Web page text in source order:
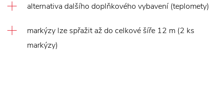
alternativa dalšího doplňkového vybavení (teplomety)
markýzy lze spřažit až do celkové šíře 12 m (2 ks
markýzy)